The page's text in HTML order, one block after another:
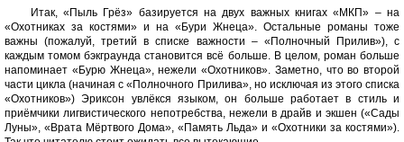
Итак, «Пыль Грёз» базируется на двух важных книгах «МКП» – на
«Охотниках за костями» и на «Бури Жнеца». Остальные романы тоже
важны (пожалуй, третий в списке важности – «Полночный Прилив»), с
каждым томом бэкграунда становится всё больше. В целом, роман больше
напоминает «Бурю Жнеца», нежели «Охотников». Заметно, что во второй
части цикла (начиная с «Полночного Прилива», но исключая из этого списка
«Охотников») Эриксон увлёкся языком, он больше работает в стиль и
приёмчики лигвистического непотребства, нежели в драйв и экшен («Сады
Луны», «Врата Мёртвого Дома», «Память Льда» и «Охотники за костями»).